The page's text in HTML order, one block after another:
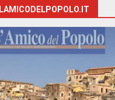
LAMICODELPOPOLO.IT